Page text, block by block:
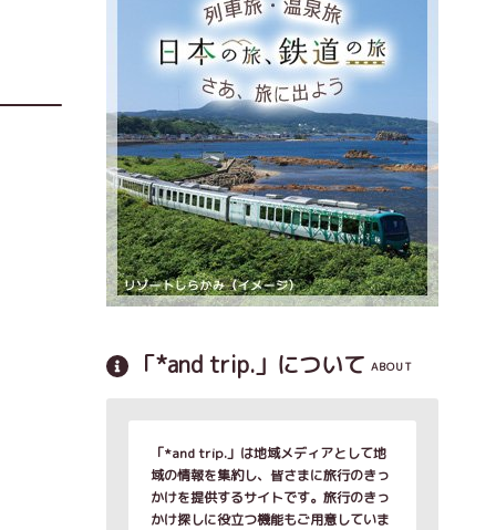
「*and trip.」について ABOUT
「*and trip.」は地域メディアとして地
域の情報を集約し、皆さまに旅行のきっ
かけを提供するサイトです。旅行のきっ
かけ探しに役立つ機能もご用意していま